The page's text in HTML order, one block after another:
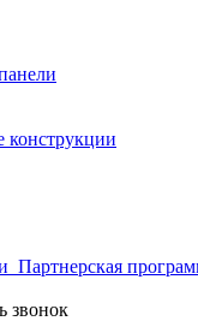
конструкции
Партнерская
звонок